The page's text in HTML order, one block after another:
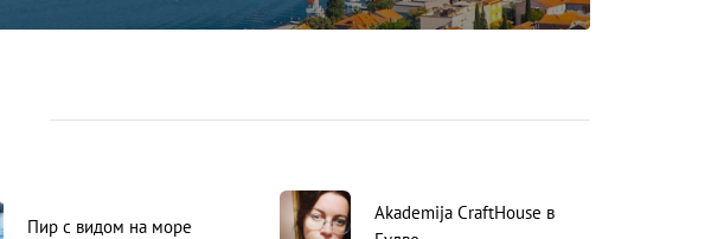
Пир с видом на море
Akademija CraftHouse в